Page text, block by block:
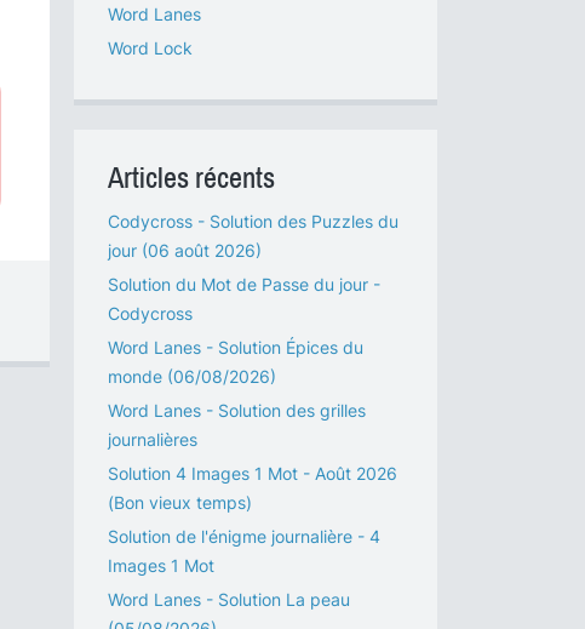
Word Lanes
Word Lock
Articles récents
Codycross - Solution des Puzzles du
jour (06 août 2026)
Solution du Mot de Passe du jour -
Codycross
Word Lanes - Solution Épices du
monde (06/08/2026)
Word Lanes - Solution des grilles
journalières
Solution 4 Images 1 Mot - Août 2026
(Bon vieux temps)
Solution de l'énigme journalière - 4
Images 1 Mot
Word Lanes - Solution La peau